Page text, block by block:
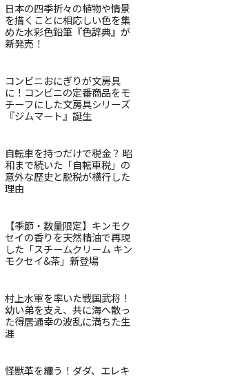
日本の四季折々の植物や情景
を描くことに相応しい色を集
めた水彩色鉛筆『色辞典』が
新発売！
コンビニおにぎりが文房具
に！コンビニの定番商品をモ
チーフにした文房具シリーズ
『ジムマート』誕生
自転車を持つだけで税金？ 昭
和まで続いた「自転車税」の
意外な歴史と脱税が横行した
理由
【季節・数量限定】キンモク
セイの香りを天然精油で再現
した「スチームクリーム キン
モクセイ&茶」新登場
村上水軍を率いた戦国武将！
幼い弟を支え、共に海へ散っ
た得居通幸の波乱に満ちた生
涯
怪獣革を纏う！ダダ、エレキ